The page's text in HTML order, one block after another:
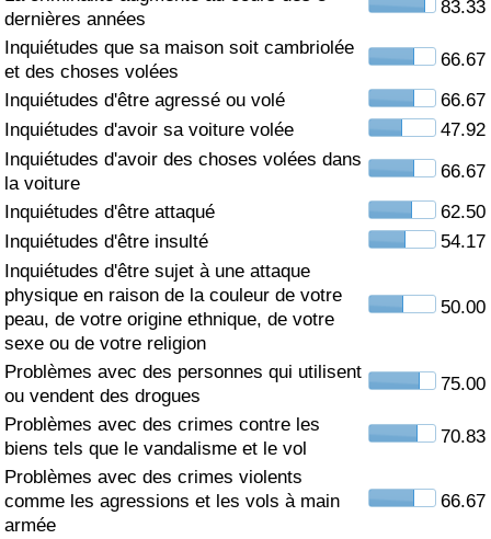
dernières années
83.33
Inquiétudes que sa maison soit cambriolée
et des choses volées
66.67
Inquiétudes d'être agressé ou volé
66.67
Inquiétudes d'avoir sa voiture volée
47.92
Inquiétudes d'avoir des choses volées dans
la voiture
66.67
Inquiétudes d'être attaqué
62.50
Inquiétudes d'être insulté
54.17
Inquiétudes d'être sujet à une attaque
physique en raison de la couleur de votre
peau, de votre origine ethnique, de votre
sexe ou de votre religion
50.00
Problèmes avec des personnes qui utilisent
ou vendent des drogues
75.00
Problèmes avec des crimes contre les
biens tels que le vandalisme et le vol
70.83
Problèmes avec des crimes violents
comme les agressions et les vols à main
armée
66.67
Soins de santé
Indice des soins de santé (Actuel)
Indice des soins de santé
Indice des soins de santé par Pays
Pollution
Indice de Pollution (Actuel)
Indice de pollution
Indice de Pollution par Pays
Trafic